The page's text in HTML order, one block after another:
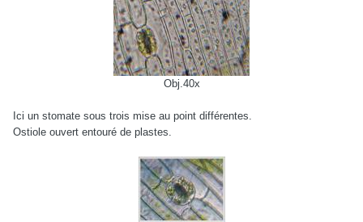
Obj.40x
Ici un stomate sous trois mise au point différentes.
Ostiole ouvert entouré de plastes.